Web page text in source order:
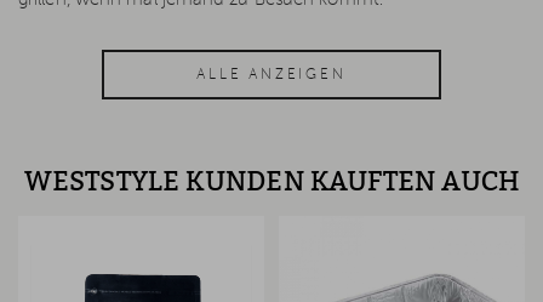
ALLE ANZEIGEN
WESTSTYLE KUNDEN KAUFTEN AUCH